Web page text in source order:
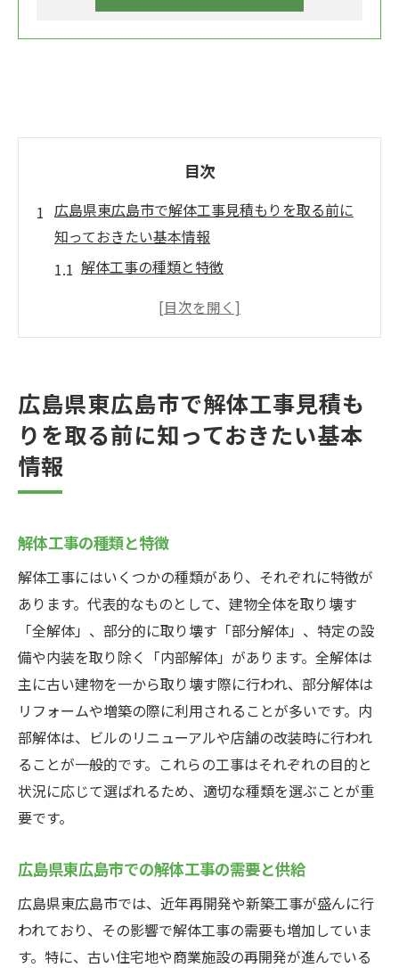
目次
広島県東広島市で解体工事見積もりを取る前に
知っておきたい基本情報
解体工事の種類と特徴
広島県東広島市での解体工事の需要と供給
解体工事の進め方とスケジュール
解体工事の見積もりを比較する際のポイント広
島県東広島市
見積もりに含まれるべき必須項目
見積もり価格の比較方法
業者ごとのサービス内容確認
追加料金の発生条件と対策
見積もりの透明性を確認する方法
現場調査の重要性と解体工事見積もりにおける
具体的な確認方法
現場調査の目的とメリット
現場調査で確認すべきポイント
現場調査の際の質問事項例
見積もりに反映される現場調査結果
現場調査の費用とその負担について
解体工事見積もりの内容を正確に理解するため
のチェックリスト
広島県東広島市で解体工事見積も
りを取る前に知っておきたい基本
情報
解体工事の種類と特徴
解体工事にはいくつかの種類があり、それぞれに特徴が
あります。代表的なものとして、建物全体を取り壊す
「全解体」、部分的に取り壊す「部分解体」、特定の設
備や内装を取り除く「内部解体」があります。全解体は
主に古い建物を一から取り壊す際に行われ、部分解体は
リフォームや増築の際に利用されることが多いです。内
部解体は、ビルのリニューアルや店舗の改装時に行われ
ることが一般的です。これらの工事はそれぞれの目的と
状況に応じて選ばれるため、適切な種類を選ぶことが重
要です。
広島県東広島市での解体工事の需要と供給
広島県東広島市では、近年再開発や新築工事が盛んに行
われており、その影響で解体工事の需要も増加していま
す。特に、古い住宅地や商業施設の再開発が進んでいる